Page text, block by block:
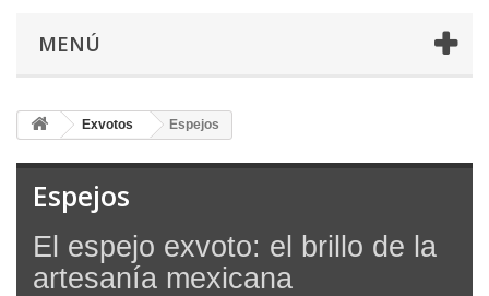
MENÚ
Exvotos Espejos
Espejos
El espejo exvoto: el brillo de la
artesanía mexicana